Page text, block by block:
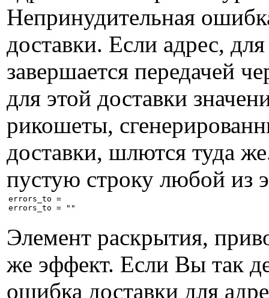
Непринудительная
доставки. Если адрес,
завершается передачей
для этой доставки
рикошеты,
доставки, шлются туда
пустую строку любой из
errors_to =
Элемент раскрытия,
же эффект. Если Вы так
ошибка доставки для